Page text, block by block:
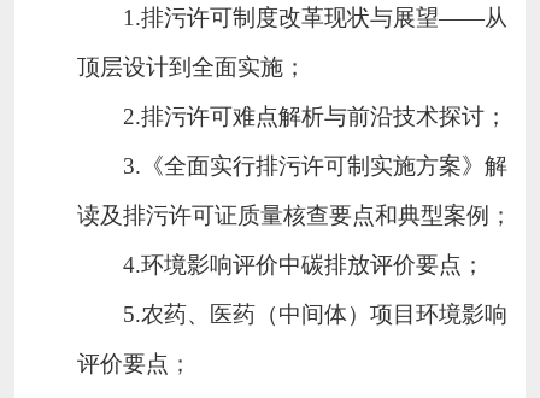
1.排污许可制度改革现状与展望——从
顶层设计到全面实施；
2.排污许可难点解析与前沿技术探讨；
3. 《全面实行排污许可制实施方案》解
读及排污许可证质量核查要点和典型案例；
4.环境影响评价中碳排放评价要点；
5.农药、医药（中间体）项目环境影响
评价要点；